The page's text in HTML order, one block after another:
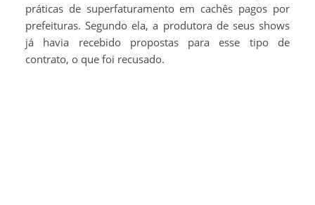
práticas de superfaturamento em cachês pagos por
prefeituras. Segundo ela, a produtora de seus shows
já havia recebido propostas para esse tipo de
contrato, o que foi recusado.